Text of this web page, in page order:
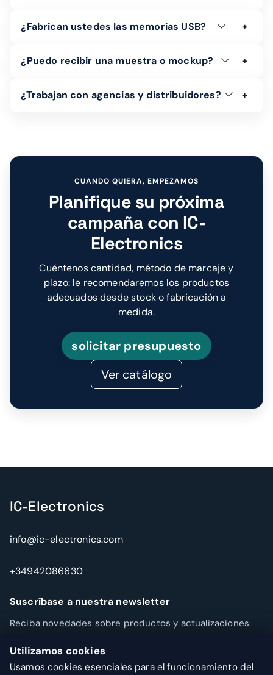
¿Fabrican ustedes las memorias USB?
¿Puedo recibir una muestra o mockup?
¿Trabajan con agencias y distribuidores?
CUANDO QUIERA, EMPEZAMOS
Planifique su próxima
campaña con IC-
Electronics
Cuéntenos cantidad, método de marcaje y
plazo: le recomendaremos los productos
adecuados desde stock o fabricación a
medida.
solicitar presupuesto
Ver catálogo
IC-Electronics
info@ic-electronics.com
+34942086630
Suscríbase a nuestra newsletter
Reciba novedades sobre productos y actualizaciones.
Suscribirse
Utilizamos cookies
Usamos cookies esenciales para el funcionamiento del